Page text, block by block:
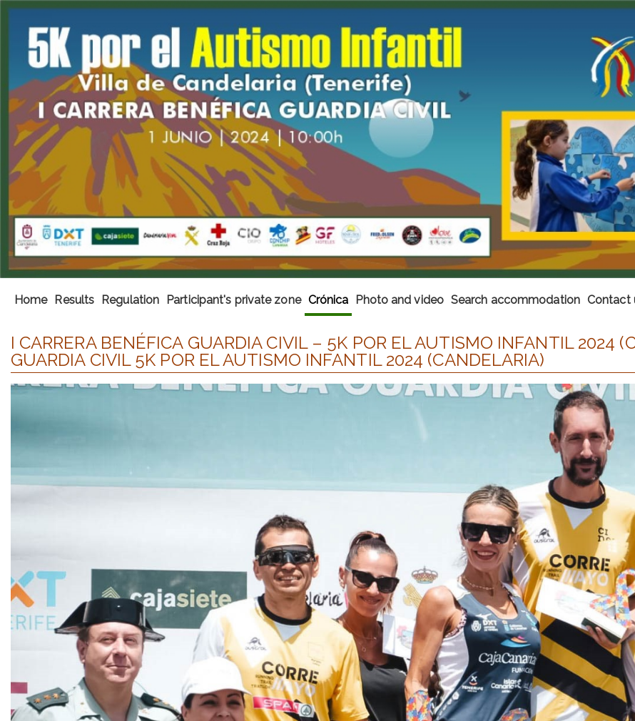
Home Results Regulation Participant's private zone Crónica Photo and video Search accommodation Contact
I CARRERA BENÉFICA GUARDIA CIVIL – 5K POR EL AUTISMO INFANTIL 2024
GUARDIA CIVIL 5K POR EL AUTISMO INFANTIL 2024 (CANDELARIA)